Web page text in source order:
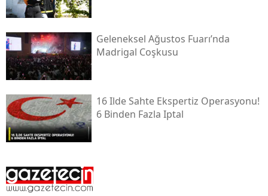
Geleneksel Ağustos Fuarı’nda
Madrigal Coşkusu
16 Ilde Sahte Ekspertiz Operasyonu!
6 Binden Fazla Iptal